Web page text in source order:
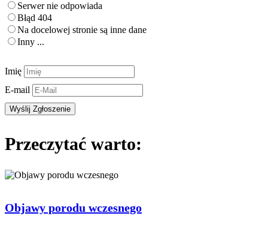
Serwer nie odpowiada
Błąd 404
Na docelowej stronie są inne dane
Inny ...
Imię
E-mail
Przeczytać warto:
Objawy porodu wczesnego